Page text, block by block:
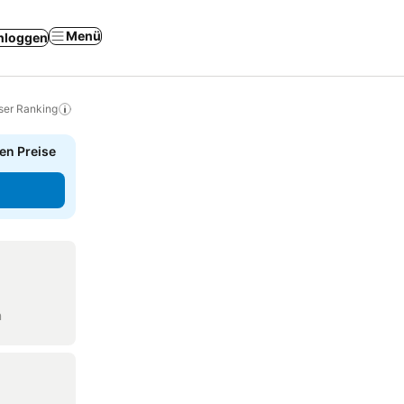
Menü
Ranking
Preise